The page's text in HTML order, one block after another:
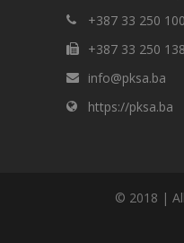
+387 33 250 100
+387 33 250 138
info@pksa.ba
https://pksa.ba
© 2018 |